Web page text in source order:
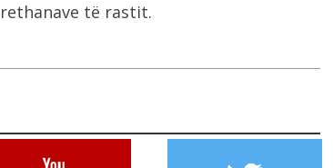
të rastit.